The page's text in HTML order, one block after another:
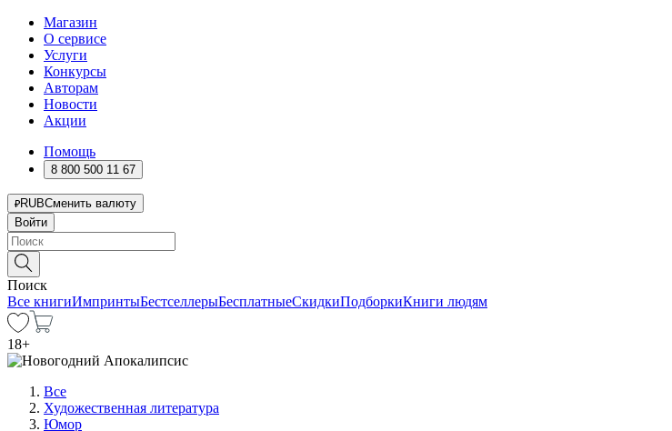
Магазин
О сервисе
Услуги
Конкурсы
Авторам
Новости
Акции
Помощь
8 800 500 11 67
RUBСменить валюту
Войти
Поиск
Все книгиИмпринтыБестселлерыБесплатныеСкидкиПодборкиКниги людям
18+
Все
Художественная литература
Юмор